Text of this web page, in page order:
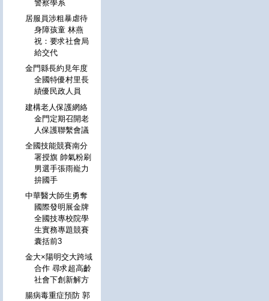
警察學系
居服員涉粗暴虐待
身障孩童 林燕
祝：要求社會局
給交代
金門縣長約見年度
全國特優村里長
績優民政人員
建構老人保護網絡
金門定期召開老
人保護聯繫會議
全國技能競賽南分
署授旗 帥氣粉刷
男選手張雨巃力
拚國手
中華醫大師生勇奪
國際發明展金牌
全國技專校院學
生實務專題競賽
囊括前3
金大×陽明交大跨域
合作 尋求超高齡
社會下創新解方
腸病毒重症預防 郭